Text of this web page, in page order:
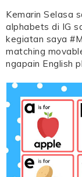
Kemarin Selasa
alphabets di IG
kegiatan saya
matching
ngapain English